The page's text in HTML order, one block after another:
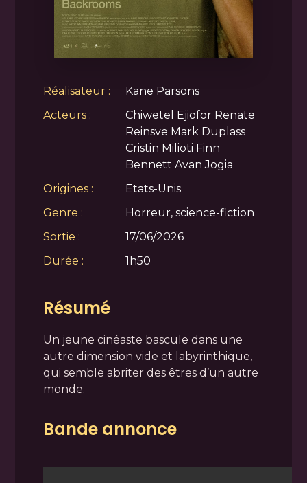
Réalisateur :
Kane Parsons
Acteurs :
Chiwetel Ejiofor Renate
Reinsve Mark Duplass
Cristin Milioti Finn
Bennett Avan Jogia
Origines :
Etats-Unis
Genre :
Horreur, science-fiction
Sortie :
17/06/2026
Durée :
1h50
Résumé
Un jeune cinéaste bascule dans une
autre dimension vide et labyrinthique,
qui semble abriter des êtres d’un autre
monde.
Bande annonce